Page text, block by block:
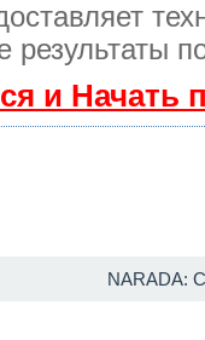
результаты
и Начать
NARADA: